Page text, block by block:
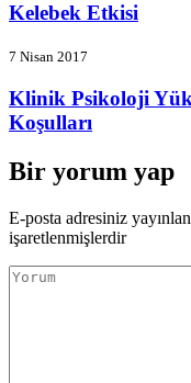
Kelebek Etkisi
7 Nisan 2017
Klinik Psikoloji
Koşulları
Bir yorum yap
E-posta adresiniz
işaretlenmişlerdir